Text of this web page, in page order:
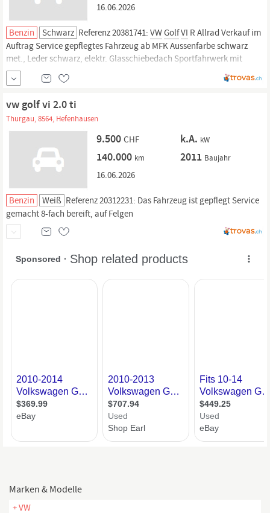
16.06.2026
Benzin Schwarz Referenz 20381741: VWGolfVI R Allrad Verkauf im
Auftrag Service gepflegtes Fahrzeug ab MFK Aussenfarbe schwarz
met., Leder schwarz, elektr. Glasschiebedach Sportfahrwerk mit
Tieferlegung, Pedalerie mit Aluminiumauflage 8 fach bereift mit
Aluminium Felgen im Sport Design Schöne Innen-Ausstattung in
vw golf vi 2.0 ti
Thurgau, 8564, Hefenhausen
9.500 CHF k.A. kW
140.000 km 2011 Baujahr
16.06.2026
Benzin Weiß Referenz 20312231: Das Fahrzeug ist gepflegt Service
gemacht 8-fach bereift, auf Felgen
Marken & Modelle
+ VW